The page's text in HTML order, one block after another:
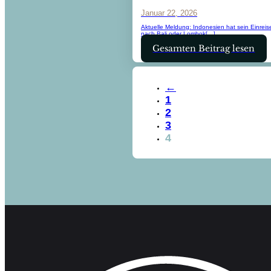
Januar 22, 2026
Aktuelle Meldung: Indonesien hat sein
nach Bali oder Lombok[…]
Gesamten Beitrag lesen
←
1
2
3
4